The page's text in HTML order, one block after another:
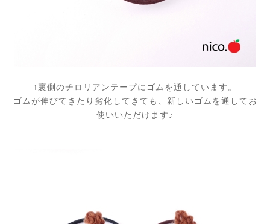
↑裏側のチロリアンテープにゴムを通しています。
ゴムが伸びてきたり劣化してきても、新しいゴムを通してお
使いいただけます♪